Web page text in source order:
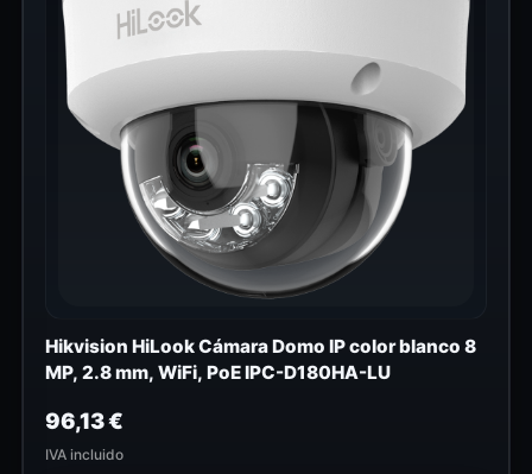
Hikvision HiLook Cámara Domo IP color blanco 8
MP, 2.8 mm, WiFi, PoE IPC-D180HA-LU
96,13€
IVA incluido